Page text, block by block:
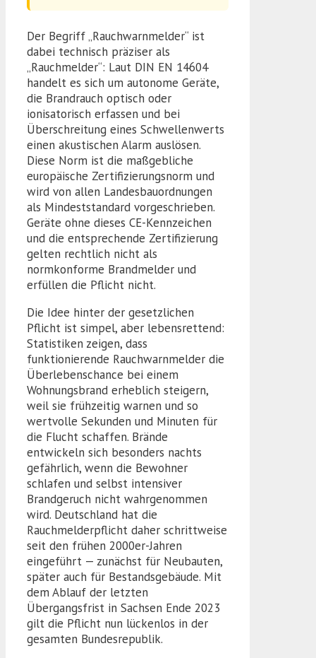
Der Begriff „Rauchwarnmelder“ ist
dabei technisch präziser als
„Rauchmelder“: Laut DIN EN 14604
handelt es sich um autonome Geräte,
die Brandrauch optisch oder
ionisatorisch erfassen und bei
Überschreitung eines Schwellenwerts
einen akustischen Alarm auslösen.
Diese Norm ist die maßgebliche
europäische Zertifizierungsnorm und
wird von allen Landesbauordnungen
als Mindeststandard vorgeschrieben.
Geräte ohne dieses CE-Kennzeichen
und die entsprechende Zertifizierung
gelten rechtlich nicht als
normkonforme Brandmelder und
erfüllen die Pflicht nicht.
Die Idee hinter der gesetzlichen
Pflicht ist simpel, aber lebensrettend:
Statistiken zeigen, dass
funktionierende Rauchwarnmelder die
Überlebenschance bei einem
Wohnungsbrand erheblich steigern,
weil sie frühzeitig warnen und so
wertvolle Sekunden und Minuten für
die Flucht schaffen. Brände
entwickeln sich besonders nachts
gefährlich, wenn die Bewohner
schlafen und selbst intensiver
Brandgeruch nicht wahrgenommen
wird. Deutschland hat die
Rauchmelderpflicht daher schrittweise
seit den frühen 2000er-Jahren
eingeführt — zunächst für Neubauten,
später auch für Bestandsgebäude. Mit
dem Ablauf der letzten
Übergangsfrist in Sachsen Ende 2023
gilt die Pflicht nun lückenlos in der
gesamten Bundesrepublik.